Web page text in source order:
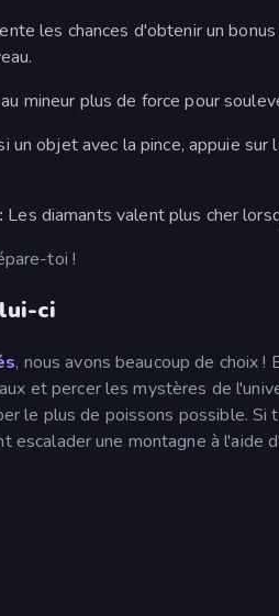
les chances d'obtenir un
mineur plus de force pour
un objet avec la pince, appuie
Les diamants valent plus cher
toi !
ci
, nous avons beaucoup de choix !
et percer les mystères de
le plus de poissons possible. Si
escalader une montagne à l'aide